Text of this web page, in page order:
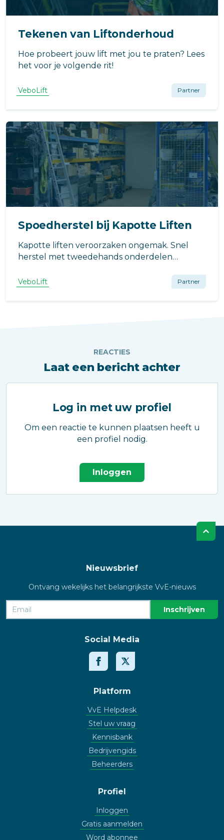
Tekenen van Liftonderhoud
Hoe probeert jouw lift met jou te praten? Lees
het voor je volgende rit!
VeboLift Partner
Spoedherstel bij Kapotte Liften
Kapotte liften veroorzaken ongemak. Snel
herstel met tweedehands onderdelen
Contacteer ons nu voor hulp.
VeboLift Partner
REACTIES
Laat een bericht achter
Log in met uw profiel
Om een reactie te kunnen plaatsen heeft u
een profiel nodig.
Inloggen
Nieuwsbrief
Ontvang wekelijks het belangrijkste VvE-nieuws
Social Media
Platform
VvE Helpdesk
Stel uw vraag
Kennisbank
Bedrijvengids
Beheerders
Profiel
Inloggen
Gratis aanmelden
Word abonnee